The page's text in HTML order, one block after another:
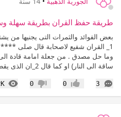
طريقة حفظ القران بطريقة سهلة
بعض الفوائد والثمرات التى يجنيها
1_ القران شفيع لاصحابة قال صلى
وما حل مصدق . من جعلة امامة قادة
ساقة الى النار) او كما قال 2_ان الذى يقضى وقتة...
3
التعليقات إعجاب0 عدم إعجاب
0
2K